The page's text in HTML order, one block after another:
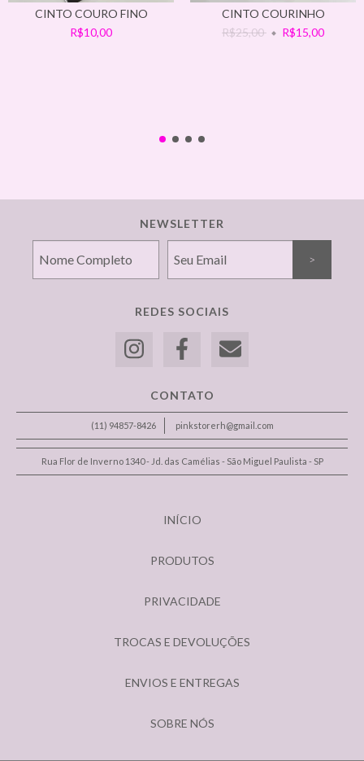
CINTO COURO FINO
R$10,00
CINTO COURINHO
R$25,00
R$15,00
NEWSLETTER
REDES SOCIAIS
CONTATO
(11) 94857-8426 pinkstorerh@gmail.com
Rua Flor de Inverno 1340 - Jd. das Camélias - São Miguel Paulista - SP
INÍCIO
PRODUTOS
PRIVACIDADE
TROCAS E DEVOLUÇÕES
ENVIOS E ENTREGAS
SOBRE NÓS